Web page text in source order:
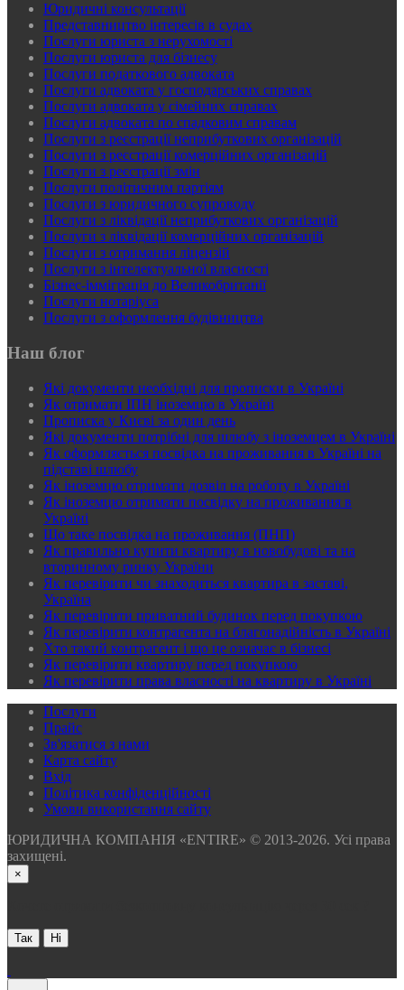
Юридичні консультації
Представництво інтересів в судах
Послуги юриста з нерухомості
Послуги юриста для бізнесу
Послуги податкового адвоката
Послуги адвоката у господарських справах
Послуги адвоката у сімейних справах
Послуги адвоката по спадковим справам
Послуги з реєстрації неприбуткових організацій
Послуги з реєстрації комерційних організацій
Послуги з реєстрації змін
Послуги політичним партіям
Послуги з юридичного супроводу
Послуги з ліквідації неприбуткових організацій
Послуги з ліквідації комерційних організацій
Послуги з отримання ліцензій
Послуги з інтелектуальної власності
Бізнес-імміграція до Великобританії
Послуги нотаріуса
Послуги з оформлення будівництва
Наш блог
Які документи необхідні для прописки в Україні
Як отримати ІПН іноземцю в Україні
Прописка у Києві за один день
Які документи потрібні для шлюбу з іноземцем в Україні
Як оформляється посвідка на проживання в Україні на
підставі шлюбу
Як іноземцю отримати дозвіл на роботу в Україні
Як іноземцю отримати посвідку на проживання в
Україні
Що таке посвідка на проживання (ПНП)
Як правильно купити квартиру в новобудові та на
вторинному ринку України
Як перевірити чи знаходиться квартира в заставі,
Україна
Як перевірити приватний будинок перед покупкою
Як перевірити контрагента на благонадійність в Україні
Хто такий контрагент і що це означає в бізнесі
Як перевірити квартиру перед покупкою
Як перевірити права власності на квартиру в Україні
Послуги
Прайс
Зв'язатися з нами
Карта сайту
Вхід
Політика конфіденційності
Умови використання сайту
ЮРИДИЧНА КОМПАНІЯ «ENTIRE» © 2013-2026. Усі права
захищені.
×
Так Ні